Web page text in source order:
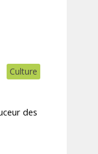
Culture
des